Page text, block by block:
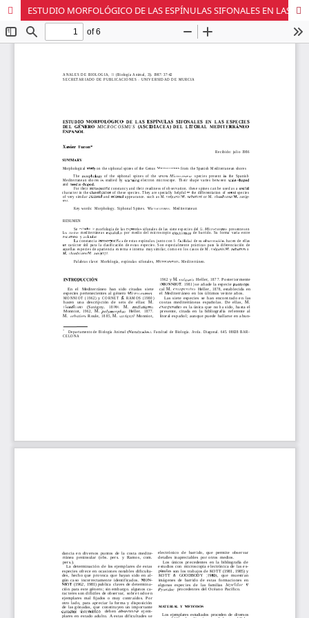
ESTUDIO MORFOLÓGICO DE LAS ESPÍNULAS SIFONALES EN LAS ESPECIES DEL GÉNERO <I>MICROCOSMUS</I> (ASCIDIACEA) DEL LITORAL MEDITERRANEO ESPAÑOL